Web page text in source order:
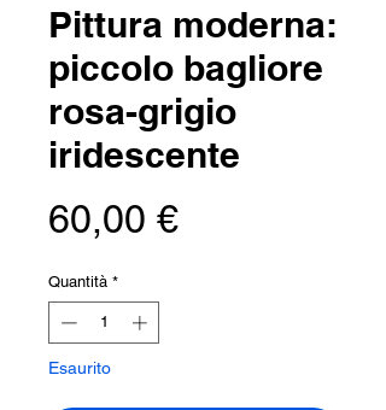
Pittura moderna:
piccolo bagliore
rosa-grigio
iridescente
60,00 €Prezzo
Quantità *
Esaurito